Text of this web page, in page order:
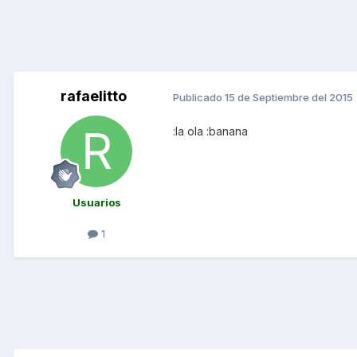
rafaelitto
Usuarios
1
Publicado 15 de Septiembre del 2015
:la ola :banana